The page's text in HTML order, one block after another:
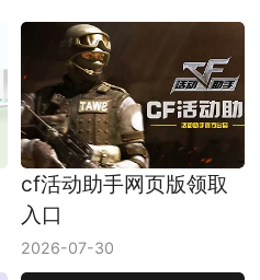
cf活动助手网页版领取
入口
2026-07-30